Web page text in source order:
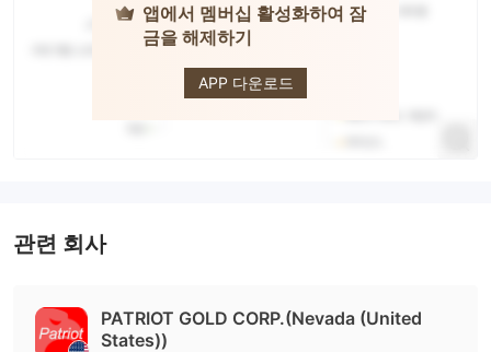
앱에서 멤버십 활성화하여 잠
금을 해제하기
APP 다운로드
PGOL
관련 회사
PATRIOT GOLD CORP.(Nevada (United
States))